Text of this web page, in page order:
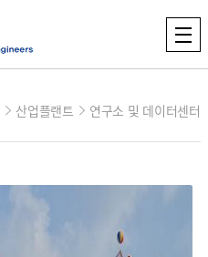
산업플랜트 연구소 및 데이터센터